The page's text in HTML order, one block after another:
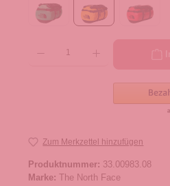
Zum Merkzettel hinzufügen
Produktnummer: 33.00983.08
Marke: The North Face